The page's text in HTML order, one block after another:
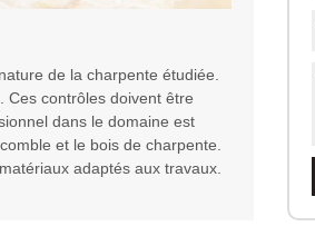
de la charpente étudiée.
Ces contrôles doivent être
dans le domaine est
et le bois de charpente.
adaptés aux travaux.